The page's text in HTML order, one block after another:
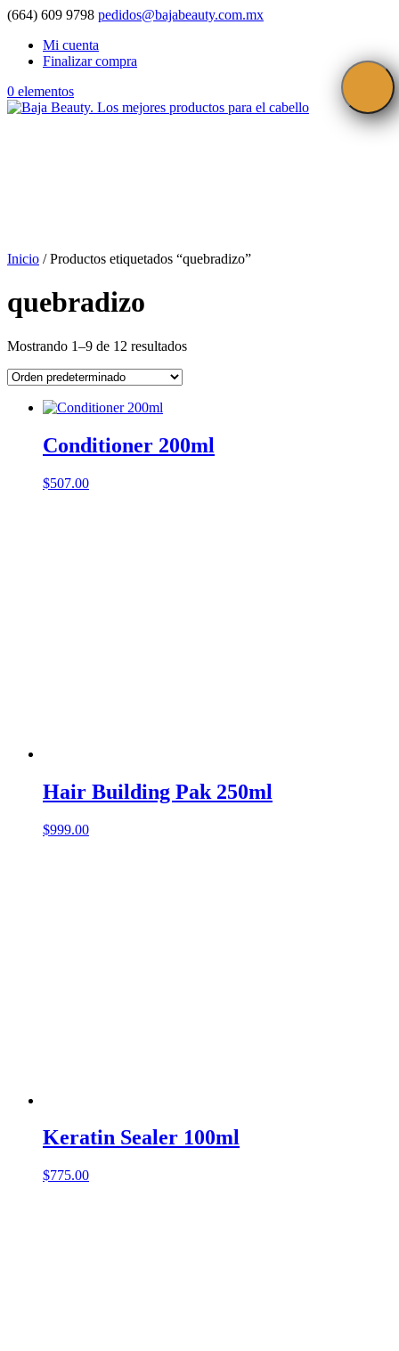
(664) 609 9798 pedidos@bajabeauty.com.mx
Mi cuenta
Finalizar compra
0 elementos
Inicio / Productos etiquetados “quebradizo”
quebradizo
Mostrando 1–9 de 12 resultados
Conditioner 200ml
$507.00
Hair Building Pak 250ml
$999.00
Keratin Sealer 100ml
$775.00